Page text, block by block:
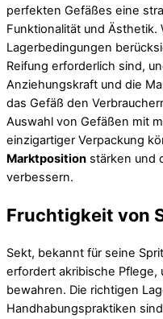
perfekten Gefäßes eine
Funktionalität und Ästhetik.
Lagerbedingungen
Reifung erforderlich sind,
Anziehungskraft und die
das Gefäß den
Auswahl von Gefäßen mit
einzigartiger Verpackung
Marktposition stärken und
verbessern.
Fruchtigkeit von
Sekt, bekannt für seine
erfordert akribische Pflege,
bewahren. Die richtigen
Handhabungspraktiken